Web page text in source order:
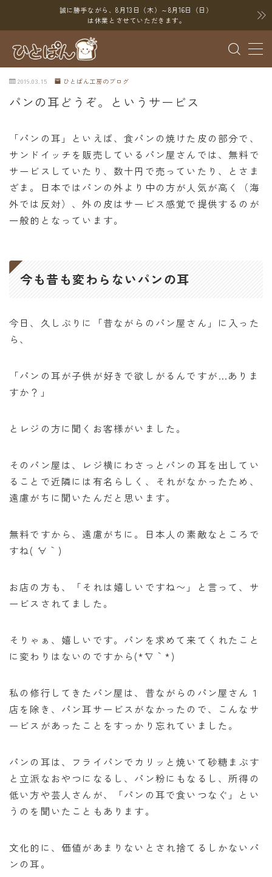
誠に勝手ながら、8月13日（木）～8月16日（日）
は休業とさせていただきます。
MENU
ブログ
YouTube
X（Twitter）
Instagram
Threads
オンラインショップ
求人
お問い合わせ
2019.03.15 ひとぱん工房のブログ
パンの耳どうぞ。というサービス
「パンの耳」といえば、食パンの焼けた皮の部分で、
サンドイッチを販売しているパン屋さんでは、無料で
サービスしていたり、数十円で売っていたり、とさま
ざま。日本ではパンの外より中の方が人気が高く（海
外では反対）、外の皮はサービス感覚で提供するのが
一般的となっています。
今も昔も変わらないパンの耳
今日、久しぶりに「昔ながらのパン屋さん」に入った
ら、
「パンの耳が子供が好きで欲しがるんですが…ありま
すか？」
とレジの方に聞くお客様がいました。
そのパン屋は、レジ横にわさっとパンの耳を出してい
ることで近隣には有名らしく、それがなかったため、
遠慮がちに聞いたんだと思います。
無料ですから、遠慮がちに。日本人の素敵なところで
すね( ´∀｀)
お店の方も、「それは嬉しいですね〜」と言って、サ
ービスされてました。
そりゃぁ、嬉しいです。パンを求めて来てくれたこと
に変わりはないのですから(*´∇｀*)
私の修行してきたパン屋は、昔ながらのパン屋さん１
店を除き、パン耳サービスがなかったので、こんなサ
ービスがあったことをすっかり忘れていました。
パンの耳は、フライパンでカリッと焼いて砂糖まぶす
と立派なおやつになるし、パン粉にもなるし、所得の
低い方や芸人さんが、「パンの耳で食いつなぐ」とい
うのを聞いたこともあります。
文化的に、価値があまりないとされ捨てるしかないパ
ンの耳。